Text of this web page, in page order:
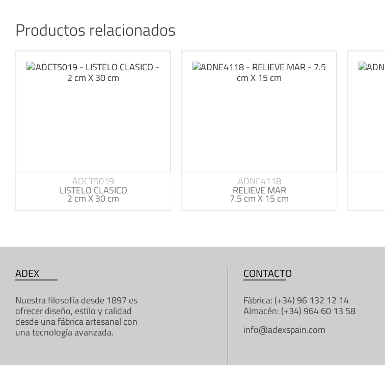
Productos relacionados
ADCT5019
LISTELO CLASICO
2 cm X 30 cm
ADNE4118
RELIEVE MAR
7.5 cm X 15 cm
ADEX
Nuestra filosofía desde 1897 es
ofrecer diseño, estilo y calidad
desde una fábrica artesanal con
una tecnología avanzada.
CONTACTO
Fábrica: (+34) 96 132 12 14
Almacén: (+34) 964 60 13 58
info@adexspain.com